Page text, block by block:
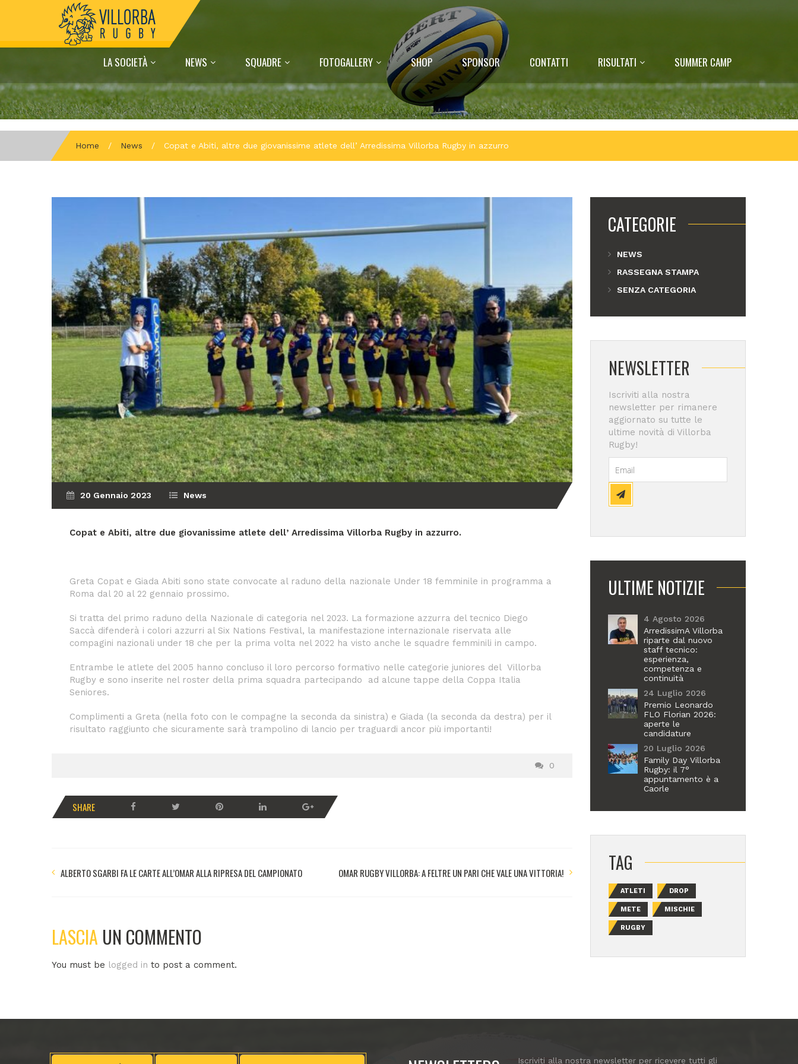
LA SOCIETÀ NEWS SQUADRE FOTOGALLERY SHOP SPONSOR CONTATTI RISULTATI SUMMER CAMP
Home / News / Copat e Abiti, altre due giovanissime atlete dell’ Arredissima Villorba Rugby in azzurro
20 Gennaio 2023 News
Copat e Abiti, altre due giovanissime atlete dell’ Arredissima Villorba Rugby in azzurro.
Greta Copat e Giada Abiti sono state convocate al raduno della nazionale Under 18 femminile in programma a
Roma dal 20 al 22 gennaio prossimo.
Si tratta del primo raduno della Nazionale di categoria nel 2023. La formazione azzurra del tecnico Diego
Saccà difenderà i colori azzurri al Six Nations Festival, la manifestazione internazionale riservata alle
compagini nazionali under 18 che per la prima volta nel 2022 ha visto anche le squadre femminili in campo.
Entrambe le atlete del 2005 hanno concluso il loro percorso formativo nelle categorie juniores del Villorba
Rugby e sono inserite nel roster della prima squadra partecipando ad alcune tappe della Coppa Italia
Seniores.
Complimenti a Greta (nella foto con le compagne la seconda da sinistra) e Giada (la seconda da destra) per il
risultato raggiunto che sicuramente sarà trampolino di lancio per traguardi ancor più importanti!
0
SHARE
ALBERTO SGARBI FA LE CARTE ALL’OMAR ALLA RIPRESA DEL CAMPIONATO OMAR RUGBY VILLORBA: A FELTRE UN PARI CHE VALE UNA VITTORIA!
LASCIA UN COMMENTO
You must be logged in to post a comment.
CATEGORIE
NEWS
RASSEGNA STAMPA
SENZA CATEGORIA
NEWSLETTER
Iscriviti alla nostra
newsletter per rimanere
aggiornato su tutte le
ultime novità di Villorba
Rugby!
ULTIME NOTIZIE
4 Agosto 2026
ArredissimA Villorba
riparte dal nuovo
staff tecnico:
esperienza,
competenza e
continuità
24 Luglio 2026
Premio Leonardo
FLO Florian 2026:
aperte le
candidature
20 Luglio 2026
Family Day Villorba
Rugby: il 7°
appuntamento è a
Caorle
TAG
ATLETI DROP
METE MISCHIE
RUGBY
Iscriviti alla nostra newsletter per ricevere tutti gli